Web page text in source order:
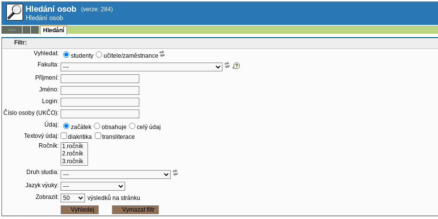
Hledání osob (verze: 284)
Hledání osob
--:--
Hledání
Filtr:
Vyhledat:
studenty
učitele/zaměstnance
Fakulta:
Příjmení:
Jméno:
Login:
Číslo osoby (UKČO):
Údaj:
začátek obsahuje
celý údaj
Textový údaj:
diakritika
transliterace
Ročník:
Druh studia:
Jazyk výuky:
Zobrazit:
výsledků na stránku